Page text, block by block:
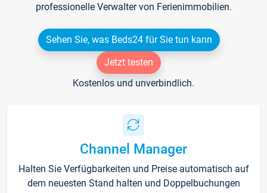
professionelle Verwalter von Ferienimmobilien.
Sehen Sie, was Beds24 für Sie tun kann
Jetzt testen
Kostenlos und unverbindlich.
Channel Manager
Halten Sie Verfügbarkeiten und Preise automatisch auf
dem neuesten Stand halten und Doppelbuchungen